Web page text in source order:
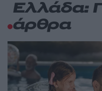
Ελλάδα:
άρθρα